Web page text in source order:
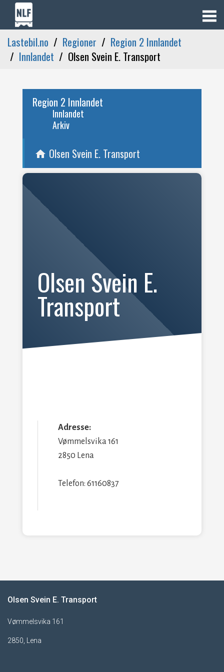
Lastebil.no Regioner
Region 2 Innlandet
Innlandet
Olsen Svein E. Transport
Region 2 Innlandet
Innlandet
Arkiv
home Olsen Svein E. Transport
Olsen Svein E.
Transport
Adresse:
Vømmelsvika 161
2850 Lena
Telefon: 61160837
Olsen Svein E. Transport
Vømmelsvika 161
2850, Lena